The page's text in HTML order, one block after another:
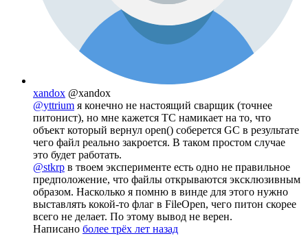
xandox @xandox
@yttrium я конечно не настоящий сварщик (точнее
питонист), но мне кажется ТС намикает на то, что
объект который вернул open() соберется GC в результате
чего файл реально закроется. В таком простом случае
это будет работать.
@stkrp в твоем эксперименте есть одно не правильное
предположение, что файлы открываются эксклюзивным
образом. Насколько я помню в винде для этого нужно
выставлять кокой-то флаг в FileOpen, чего питон скорее
всего не делает. По этому вывод не верен.
Написано более трёх лет назад